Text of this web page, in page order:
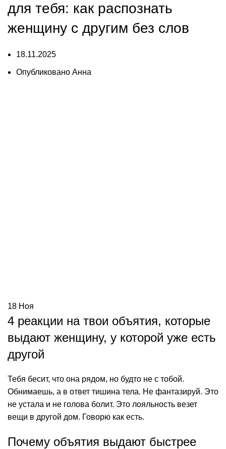
для тебя: как распознать
женщину с другим без слов
18.11.2025
Опубликовано Анна
18 Ноя
4 реакции на твои объятия, которые
выдают женщину, у которой уже есть
другой
Тебя бесит, что она рядом, но будто не с тобой.
Обнимаешь, а в ответ тишина тела. Не фантазируй. Это
не устала и не голова болит. Это лояльность везет
вещи в другой дом. Говорю как есть.
Почему объятия выдают быстрее